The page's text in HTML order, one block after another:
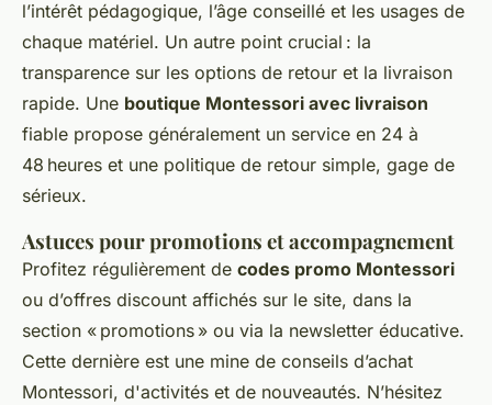
l’intérêt pédagogique, l’âge conseillé et les usages de
chaque matériel. Un autre point crucial : la
transparence sur les options de retour et la livraison
rapide. Une boutique Montessori avec livraison
fiable propose généralement un service en 24 à
48 heures et une politique de retour simple, gage de
sérieux.
Astuces pour promotions et accompagnement
Profitez régulièrement de codes promo Montessori
ou d’offres discount affichés sur le site, dans la
section « promotions » ou via la newsletter éducative.
Cette dernière est une mine de conseils d’achat
Montessori, d'activités et de nouveautés. N’hésitez